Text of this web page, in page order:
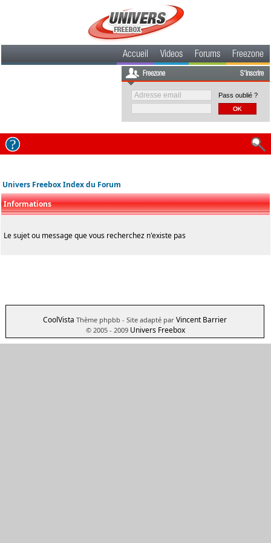
Accueil Videos Forums Freezone
Freezone S'inscrire
Pass oublié ?
Univers Freebox Index du Forum
Informations
Le sujet ou message que vous recherchez n'existe pas
CoolVista Thème phpbb - Site adapté par Vincent Barrier
© 2005 - 2009 Univers Freebox